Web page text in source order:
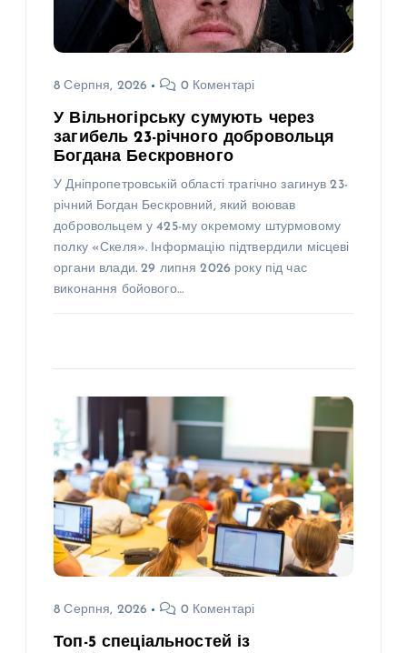
8 Серпня, 2026 0 Коментарі
У Вільногірську сумують через
загибель 23-річного добровольця
Богдана Бескровного
У Дніпропетровській області трагічно загинув 23-
річний Богдан Бескровний, який воював
добровольцем у 425-му окремому штурмовому
полку «Скеля». Інформацію підтвердили місцеві
органи влади. 29 липня 2026 року під час
виконання бойового…
8 Серпня, 2026 0 Коментарі
Топ-5 спеціальностей із